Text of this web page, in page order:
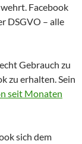
Facebook
DSGVO – alle
Gebrauch zu
zu erhalten. Sein
seit Monaten
sich dem